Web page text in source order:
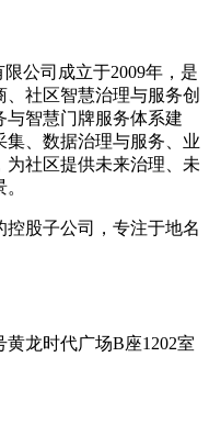
公司成立于2009年，是
社区智慧治理与服务创
与智慧门牌服务体系建
、数据治理与服务、业
社区提供未来治理、未
股子公司，专注于地名
龙时代广场B座1202室